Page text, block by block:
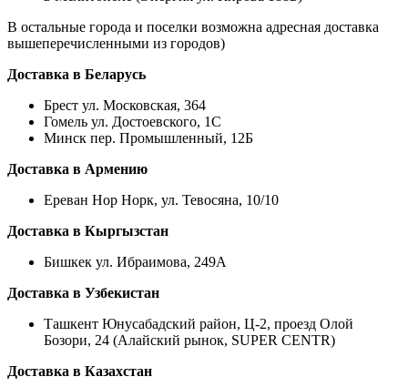
В остальные города и поселки возможна адресная доставка
вышеперечисленными из городов)
Доставка в Беларусь
Брест ул. Московская, 364
Гомель ул. Достоевского, 1С
Минск пер. Промышленный, 12Б
Доставка в Армению
Ереван Нор Норк, ул. Тевосяна, 10/10
Доставка в Кыргызстан
Бишкек ул. Ибраимова, 249А
Доставка в Узбекистан
Ташкент Юнусабадский район, Ц-2, проезд Олой
Бозори, 24 (Алайский рынок, SUPER CENTR)
Доставка в Казахстан